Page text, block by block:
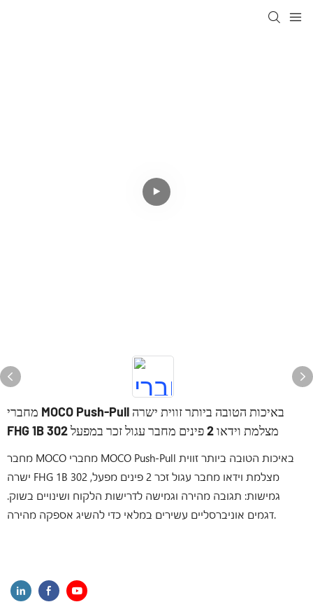
מחברי MOCO Push-Pull באיכות הטובה ביותר זווית ישרה
FHG 1B 302 מצלמת וידאו 2 פינים מחבר עגול זכר במפעל
מחבר MOCO מחברי MOCO Push-Pull באיכות הטובה ביותר זווית
ישרה FHG 1B 302 מצלמת וידאו מחבר עגול זכר 2 פינים מפעל,
גמישות: תגובה מהירה וגמישה לדרישות הלקוח ושינויים בשוק.
דגמים אוניברסליים עשירים במלאי כדי להשיג אספקה ​​מהירה.